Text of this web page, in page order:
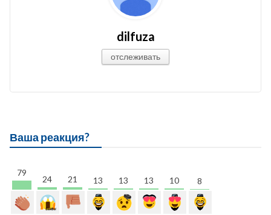
dilfuza
отслеживать
Ваша реакция?
79
24 21 13 13 13 10 8